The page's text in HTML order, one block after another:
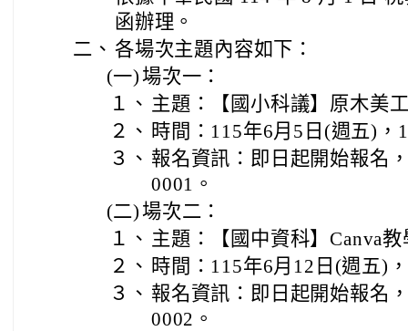
函辦理。
二、 各場次主題內容如下：
(一)場次一：
１、 主題：【國小科議】原木美
２、 時間：115年6月5日(週五)，
３、 報名資訊：即日起開始報名
0001。
(二)場次二：
１、 主題：【國中資科】Canva
２、 時間：115年6月12日(週五)
３、 報名資訊：即日起開始報名
0002。